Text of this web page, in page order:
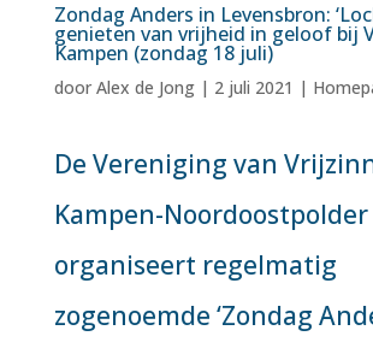
Zondag Anders in Levensbron:
genieten van vrijheid in geloof bij
Kampen (zondag 18 juli)
door Alex de Jong| 2 juli 2021 |
De Vereniging van
Kampen-Noordoostpolder
organiseert regelmatig
zogenoemde ‘Zondag